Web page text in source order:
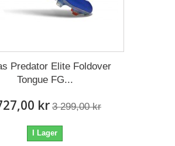
Predator Elite Foldover
Tongue FG...
kr 3 299,00 kr
I Lager